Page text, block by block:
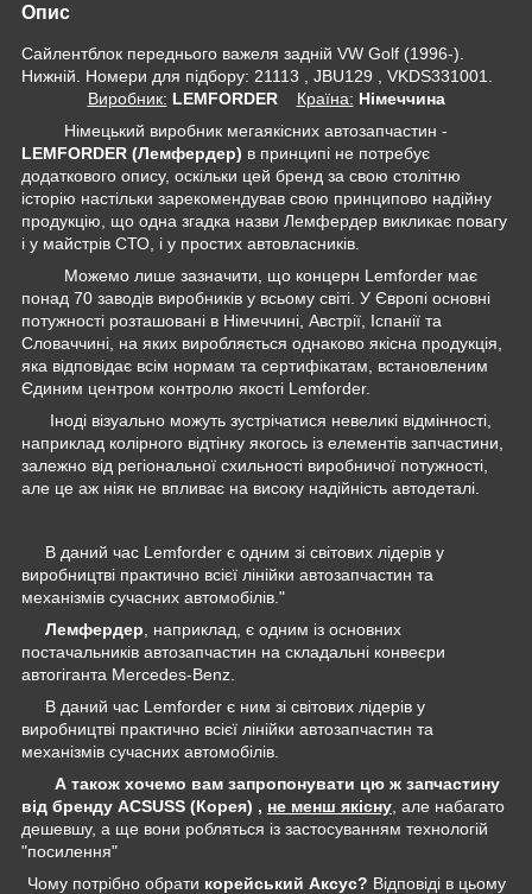
Опис
Сайлентблок переднього важеля задній VW Golf (1996-).
Нижній. Номери для підбору: 21113 , JBU129 , VKDS331001.
Виробник: LEMFORDER Крaїна: Німеччина
Німецький виробник мегаякісних автозапчастин -
LEMFORDER (Лемфердер) в принципі не потребує
додаткового опису, оскільки цей бренд за свою столітню
історію настільки зарекомендував свою принципово надійну
продукцію, що одна згадка назви Лемфердер викликає повагу
і у майстрів СТО, і у простих автовласників.
Можемо лише зазначити, що концерн Lemforder має
понад 70 заводів виробників у всьому світі. У Європі основні
потужності розташовані в Німеччині, Австрії, Іспанії та
Словаччині, на яких виробляється однаково якісна продукція,
яка відповідає всім нормам та сертифікатам, встановленим
Єдиним центром контролю якості Lemforder.
Іноді візуально можуть зустрічатися невеликі відмінності,
наприклад колірного відтінку якогось із елементів запчастини,
залежно від регіональної схильності виробничої потужності,
але це аж ніяк не впливає на високу надійність автодеталі.
В даний час Lemforder є одним зі світових лідерів у
виробництві практично всієї лінійки автозапчастин та
механізмів сучасних автомобілів."
Лемфердер , наприклад, є одним із основних
постачальників автозапчастин на складальні конвеєри
автогіганта Mercedes-Benz.
В даний час Lemforder є ним зі світових лідерів у
виробництві практично всієї лінійки автозапчастин та
механізмів сучасних автомобілів.
А також хочемо вам запропонувати цю ж запчастину
від бренду ACSUSS (Корея) , не менш якісну , але набагато
дешевшу, а ще вони робляться із застосуванням технологій
"посилення"
Чому потрібно обрати корейський Аксус? Відповіді в цьому